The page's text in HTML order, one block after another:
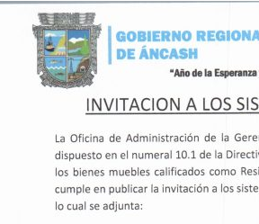
Subregión El Pacífico
nuevo proyecto para
modernizar el IESTP
40 años